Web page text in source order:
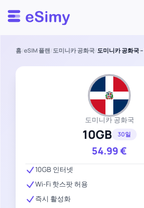
Esimy
홈/eSIM 플랜/도미니카 공화국/도미니카 공화국
도미니카 공화국
10GB 30일
54.99€
10GB 인터넷
Wi-Fi 핫스팟 허용
즉시 활성화